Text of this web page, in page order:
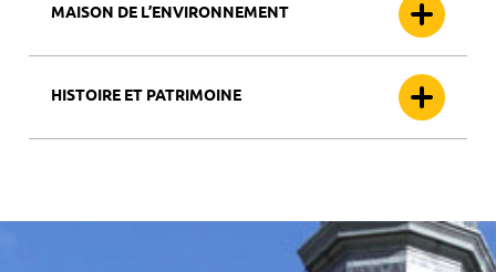
MAISON DE L’ENVIRONNEMENT
HISTOIRE ET PATRIMOINE